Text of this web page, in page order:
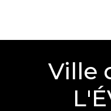
Ville